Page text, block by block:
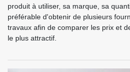
produit à utiliser, sa marque, sa
préférable d'obtenir de plusieurs
travaux afin de comparer les prix et
le plus attractif.